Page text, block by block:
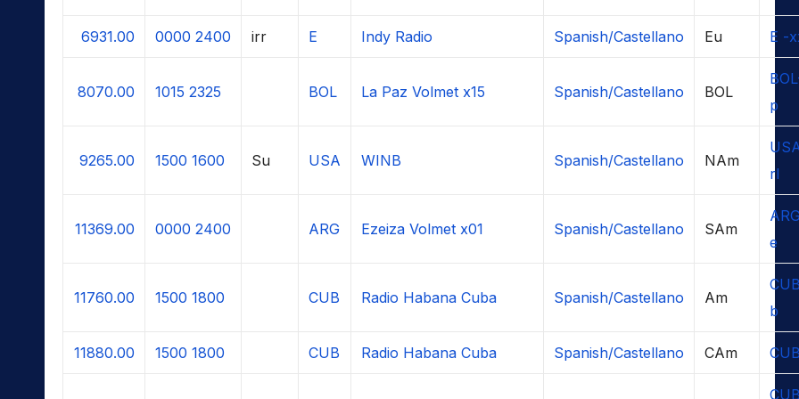
6931.00 0000 2400 irr E Indy Radio Spanish/Castellano Eu E -
8070.00 1015 2325 BOL La Paz Volmet x15 Spanish/Castellano BOL
p
9265.00 1500 1600 Su USA WINB Spanish/Castellano NAm
rl
11369.00 0000 2400 ARG Ezeiza Volmet x01 Spanish/Castellano SAm
e
11760.00 1500 1800 CUB Radio Habana Cuba Spanish/Castellano Am
b
11880.00 1500 1800 CUB Radio Habana Cuba Spanish/Castellano CAm CUB